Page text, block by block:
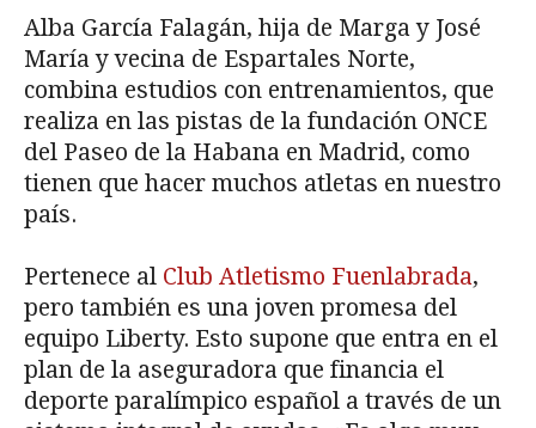
Alba García Falagán, hija de Marga y José
María y vecina de Espartales Norte,
combina estudios con entrenamientos, que
realiza en las pistas de la fundación ONCE
del Paseo de la Habana en Madrid, como
tienen que hacer muchos atletas en nuestro
país.
Pertenece al Club Atletismo Fuenlabrada,
pero también es una joven promesa del
equipo Liberty. Esto supone que entra en el
plan de la aseguradora que financia el
deporte paralímpico español a través de un